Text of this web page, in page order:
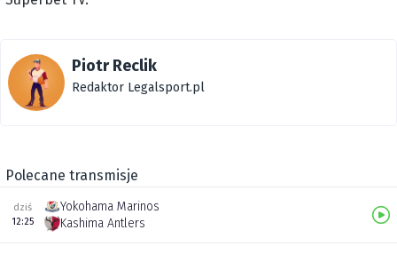
Piotr Reclik
Redaktor Legalsport.pl
Polecane transmisje
dziś
12:25
Yokohama Marinos
Kashima Antlers